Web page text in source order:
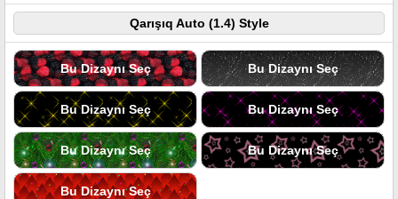
Qarışıq Auto (1.4) Style
Bu Dizaynı Seç Bu Dizaynı Seç
Bu Dizaynı Seç Bu Dizaynı Seç
Bu Dizaynı Seç Bu Dizaynı Seç
Bu Dizaynı Seç